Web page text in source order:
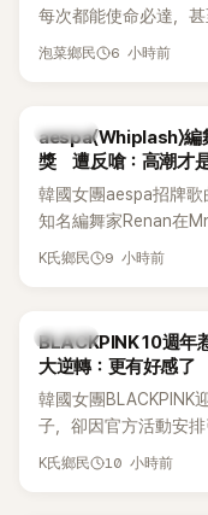
每次都能使命必達，
單位對此樂此不疲。
泡菜鄉民 6 小時前
K-POP
aespa〈Whiplash〉編
獎 遭反嗆：高潮才
韓國女團aespa招牌歌
知名編舞家Renan在
Directors' War》預告
K氏鄉民 9 小時前
K-POP
BLACKPINK 10週年
大逆轉：更有好感了
韓國女團BLACKPINK
子，卻因官方活動安
球桿到YG娛樂大樓鬧
K氏鄉民 10 小時前